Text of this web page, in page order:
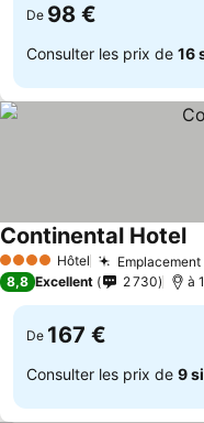
De 98 €
Consulter les prix de 16
4 Étoiles Hôtel
Continental Hotel
8,8 Excellent 2 730 à
De 167 €
Consulter les prix de 9